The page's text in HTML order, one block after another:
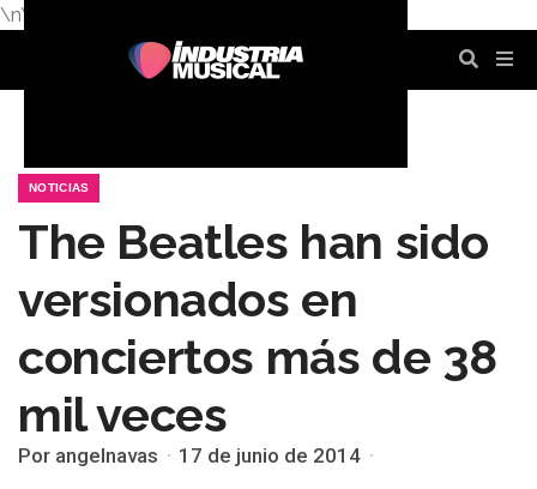
\n\n
NOTICIAS
The Beatles han sido
versionados en
conciertos más de 38
mil veces
Por angelnavas 17 de junio de 2014